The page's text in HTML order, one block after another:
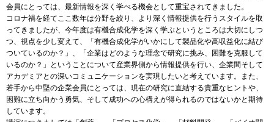
会員にとっては、最新情報を深く学べる機会として重宝されてきました。
コロナ禍を経てここ数年は分野を絞り、より深く情報提供を行うスタイルを取
ってきましたが、今年度は有機合成化学を深く学ぶというところは大切にしつ
つ、視点を少し変えて、「有機合成化学がいかにして製品化や高収益化に結び
ついているのか？」、「企業はどのような理念で研究に挑み、困難を克服して
いるのか？」ということについて産業界側から情報提供を行い、企業間そして
アカデミアとの深いコミュニケーションを実現したいと考えています。また、
若手から中堅の企業会員にとっては、現在の研究に直結する貴重なヒントや、
困難に立ち向かう勇気、そして成功への心構えが得られるのではないかと期待
しています。